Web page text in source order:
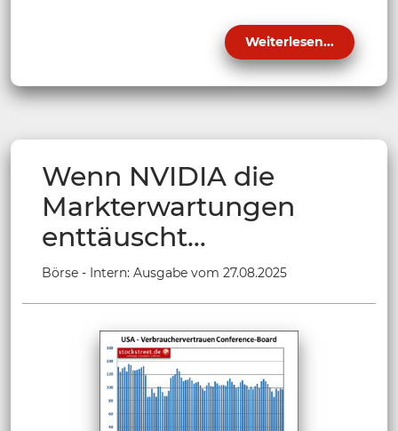
Weiterlesen...
Wenn NVIDIA die
Markterwartungen
enttäuscht…
Börse - Intern: Ausgabe vom 27.08.2025